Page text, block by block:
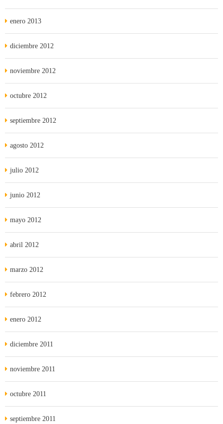
enero 2013
diciembre 2012
noviembre 2012
octubre 2012
septiembre 2012
agosto 2012
julio 2012
junio 2012
mayo 2012
abril 2012
marzo 2012
febrero 2012
enero 2012
diciembre 2011
noviembre 2011
octubre 2011
septiembre 2011